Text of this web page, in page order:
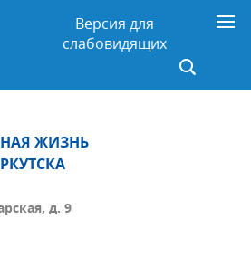
Версия для
слабовидящих
ЖИЗНЬ
д. 9